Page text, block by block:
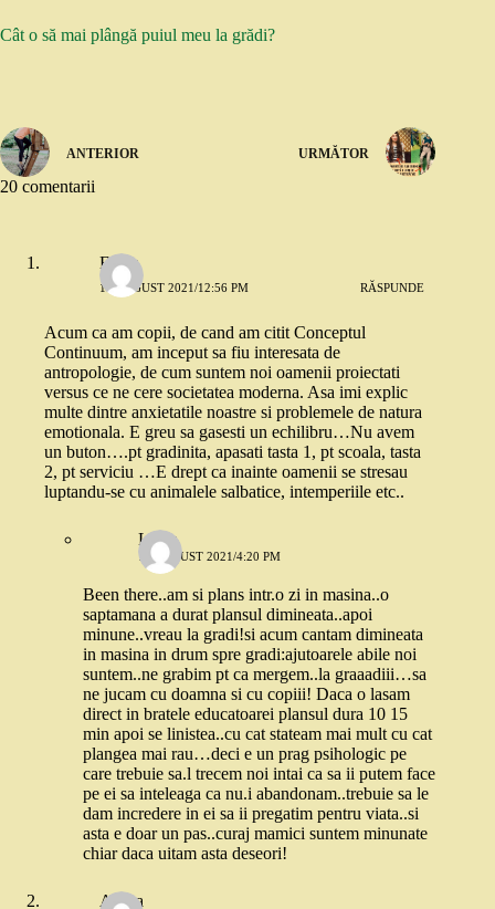
Cât o să mai plângă puiul meu la grădi?
ANTERIOR URMĂTOR
20 comentarii
Elena
16 AUGUST 2021/12:56 PM RĂSPUNDE
Acum ca am copii, de cand am citit Conceptul
Continuum, am inceput sa fiu interesata de
antropologie, de cum suntem noi oamenii proiectati
versus ce ne cere societatea moderna. Asa imi explic
multe dintre anxietatile noastre si problemele de natura
emotionala. E greu sa gasesti un echilibru…Nu avem
un buton….pt gradinita, apasati tasta 1, pt scoala, tasta
2, pt serviciu …E drept ca inainte oamenii se stresau
luptandu-se cu animalele salbatice, intemperiile etc..
Luiza
17 AUGUST 2021/4:20 PM
Been there..am si plans intr.o zi in masina..o
saptamana a durat plansul dimineata..apoi
minune..vreau la gradi!si acum cantam dimineata
in masina in drum spre gradi:ajutoarele abile noi
suntem..ne grabim pt ca mergem..la graaadiii…sa
ne jucam cu doamna si cu copiii! Daca o lasam
direct in bratele educatoarei plansul dura 10 15
min apoi se linistea..cu cat stateam mai mult cu cat
plangea mai rau…deci e un prag psihologic pe
care trebuie sa.l trecem noi intai ca sa ii putem face
pe ei sa inteleaga ca nu.i abandonam..trebuie sa le
dam incredere in ei sa ii pregatim pentru viata..si
asta e doar un pas..curaj mamici suntem minunate
chiar daca uitam asta deseori!
Andra